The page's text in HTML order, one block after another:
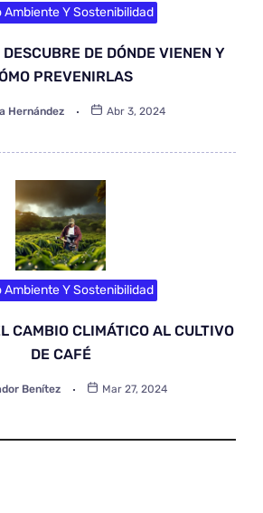
Ambiente Y Sostenibilidad
DE DÓNDE VIENEN Y
PREVENIRLAS
Hernández Abr 3, 2024
Ambiente Y Sostenibilidad
CAMBIO CLIMÁTICO AL CULTIVO
DE CAFÉ
Benítez Mar 27, 2024